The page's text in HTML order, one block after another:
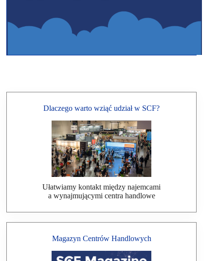
Dlaczego warto wziąć udział w SCF?
Ułatwiamy kontakt między najemcami
a wynajmującymi centra handlowe
Magazyn Centrów Handlowych